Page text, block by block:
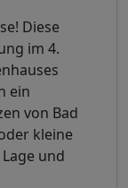
Diese
im 4.
ein
von Bad
kleine
und